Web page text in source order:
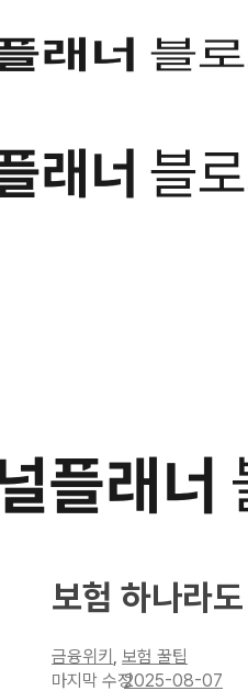
보험 하나라
금융위키 , 보험 꿀팁
2025-08-07